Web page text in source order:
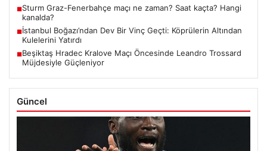
■Sturm Graz-Fenerbahçe maçı ne zaman? Saat kaçta? Hangi
kanalda?
■İstanbul Boğazı’ndan Dev Bir Vinç Geçti: Köprülerin Altından
Kulelerini Yatırdı
■Beşiktaş Hradec Kralove Maçı Öncesinde Leandro Trossard
Müjdesiyle Güçleniyor
Güncel